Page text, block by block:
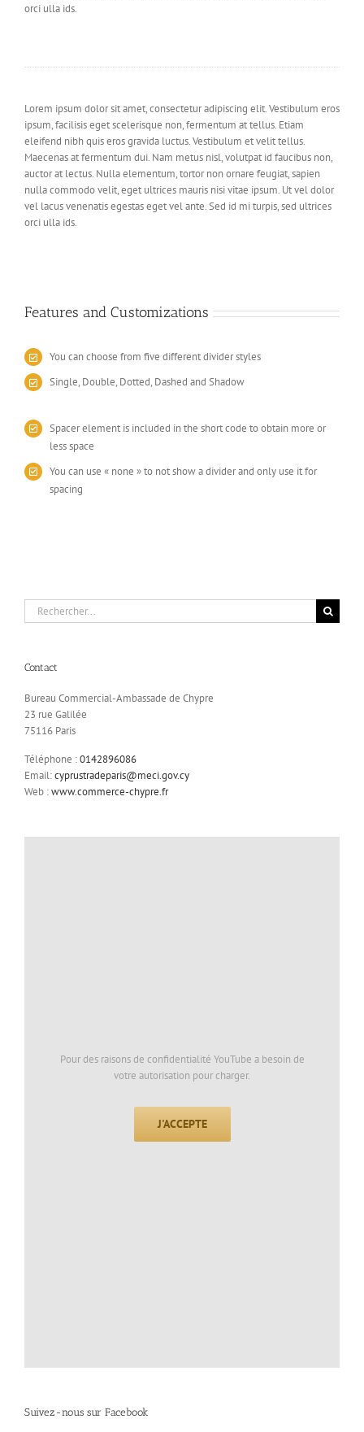
orci ulla ids.
Lorem ipsum dolor sit amet, consectetur adipiscing elit. Vestibulum eros
ipsum, facilisis eget scelerisque non, fermentum at tellus. Etiam
eleifend nibh quis eros gravida luctus. Vestibulum et velit tellus.
Maecenas at fermentum dui. Nam metus nisl, volutpat id faucibus non,
auctor at lectus. Nulla elementum, tortor non ornare feugiat, sapien
nulla commodo velit, eget ultrices mauris nisi vitae ipsum. Ut vel dolor
vel lacus venenatis egestas eget vel ante. Sed id mi turpis, sed ultrices
orci ulla ids.
Features and Customizations
You can choose from five different divider styles
Single, Double, Dotted, Dashed and Shadow
Spacer element is included in the short code to obtain more or
less space
You can use « none » to not show a divider and only use it for
spacing
Rechercher:
Contact
Bureau Commercial-Ambassade de Chypre
23 rue Galilée
75116 Paris
Téléphone :0142896086
Email:cyprustradeparis@meci.gov.cy
Web :www.commerce-chypre.fr
Pour des raisons de confidentialité YouTube a besoin de
votre autorisation pour charger.
J'ACCEPTE
Suivez-nous sur Facebook